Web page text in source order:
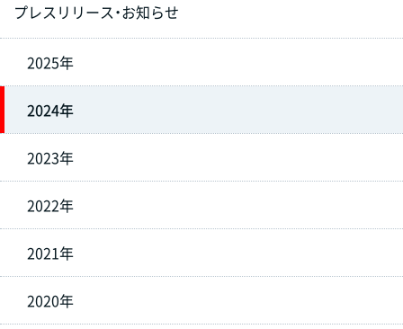
プレスリリース・お知らせ
2025年
2024年
2023年
2022年
2021年
2020年